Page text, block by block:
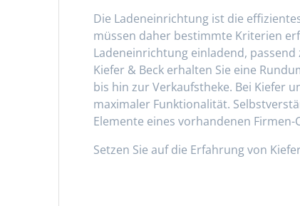
Die Ladeneinrichtung ist die
müssen daher bestimmte Kriterien
Ladeneinrichtung einladend,
Kiefer & Beck erhalten Sie eine
bis hin zur Verkaufstheke. Bei Kiefer
maximaler Funktionalität.
Elemente eines vorhandenen Firmen-
Setzen Sie auf die Erfahrung von